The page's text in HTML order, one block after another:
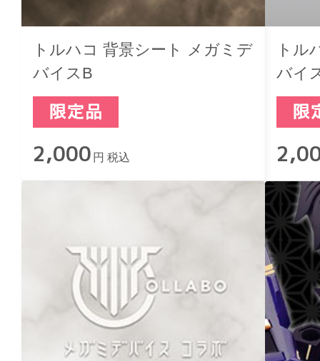
トルハコ 背景シート メガミデ
バイスB
2,000 円 税込
トル
バイ